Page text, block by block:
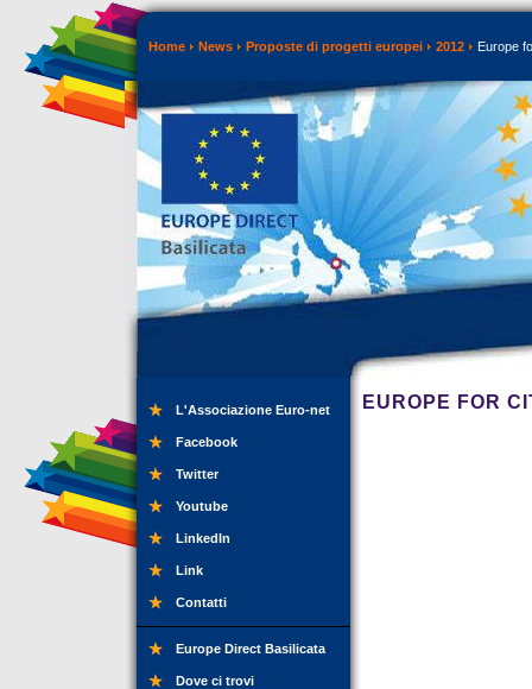
Home News Proposte di progetti europei 2012 Europe
L'Associazione Euro-net
Facebook
Twitter
Youtube
LinkedIn
Link
Contatti
Europe Direct Basilicata
Dove ci trovi
EUROPE FOR